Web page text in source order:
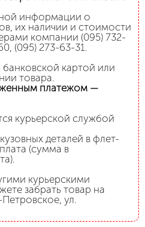
информации о
их наличии и стоимости
компании (095) 732-
(095) 273-63-31.
картой или
товара.
платежом —
курьерской службой
деталей в флет-
(сумма в
курьерскими
забрать товар на
ул.